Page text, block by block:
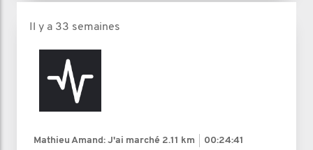
Il y a 33 semaines
Mathieu Amand: J'ai marché 2.11 km 00:24:41